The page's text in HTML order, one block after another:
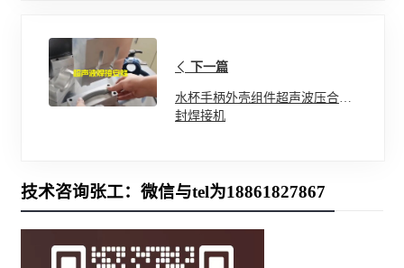
下一篇
水杯手柄外壳组件超声波压合密
封焊接机
技术咨询张工：微信与tel为18861827867